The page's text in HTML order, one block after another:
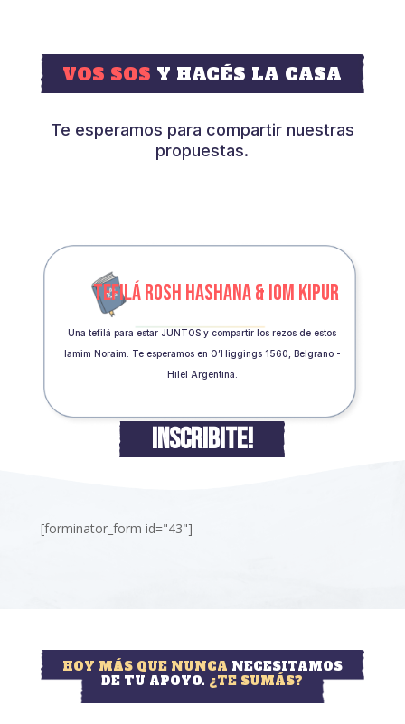
VOS SOS Y HACÉS LA CASA
Te esperamos para compartir nuestras
propuestas.
TEFILÁ ROSH HASHANA & IOM KIPUR
Una tefilá para estar JUNTOS y compartir los rezos de estos
Iamim Noraim. Te esperamos en O’Higgings 1560, Belgrano -
Hilel Argentina.
INSCRIBITE!
[forminator_form id="43"]
HOY MÁS QUE NUNCA NECESITAMOS
DE TU APOYO. ¿TE SUMÁS?